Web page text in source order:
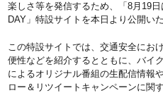
楽しさ等を発信するため、「8月19
DAY」特設サイトを本日より公開いた
この特設サイトでは、交通安全にお
便性などを紹介するとともに、バイ
によるオリジナル番組の生配信情報
ロー＆リツイートキャンペーンに関